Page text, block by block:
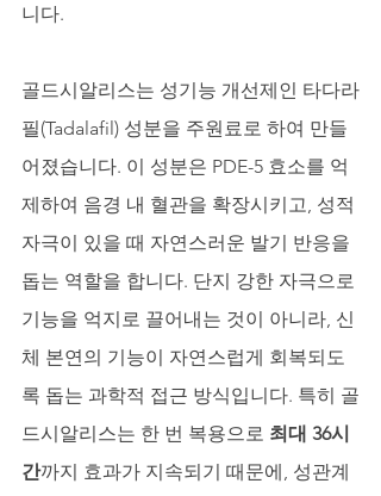
니다.
골드시알리스는 성기능 개선제인 타다라
필(Tadalafil) 성분을 주원료로 하여 만들
어졌습니다. 이 성분은 PDE-5 효소를 억
제하여 음경 내 혈관을 확장시키고, 성적
자극이 있을 때 자연스러운 발기 반응을
돕는 역할을 합니다. 단지 강한 자극으로
기능을 억지로 끌어내는 것이 아니라, 신
체 본연의 기능이 자연스럽게 회복되도
록 돕는 과학적 접근 방식입니다. 특히 골
드시알리스는 한 번 복용으로 최대 36시
간까지 효과가 지속되기 때문에, 성관계